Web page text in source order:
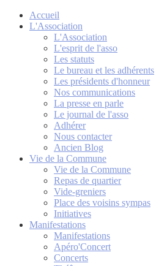
Accueil
L'Association
L'Association
L'esprit de l'asso
Les statuts
Le bureau et les adhérents
Les présidents d'honneur
Nos communications
La presse en parle
Le journal de l'asso
Adhérer
Nous contacter
Ancien Blog
Vie de la Commune
Vie de la Commune
Repas de quartier
Vide-greniers
Place des voisins sympas
Initiatives
Manifestations
Manifestations
Apéro'Concert
Concerts